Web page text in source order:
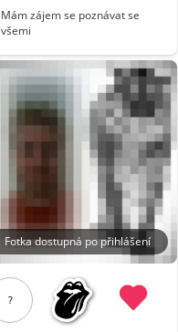
Mám zájem se poznávat se
všemi
Fotka dostupná po přihlášení
?